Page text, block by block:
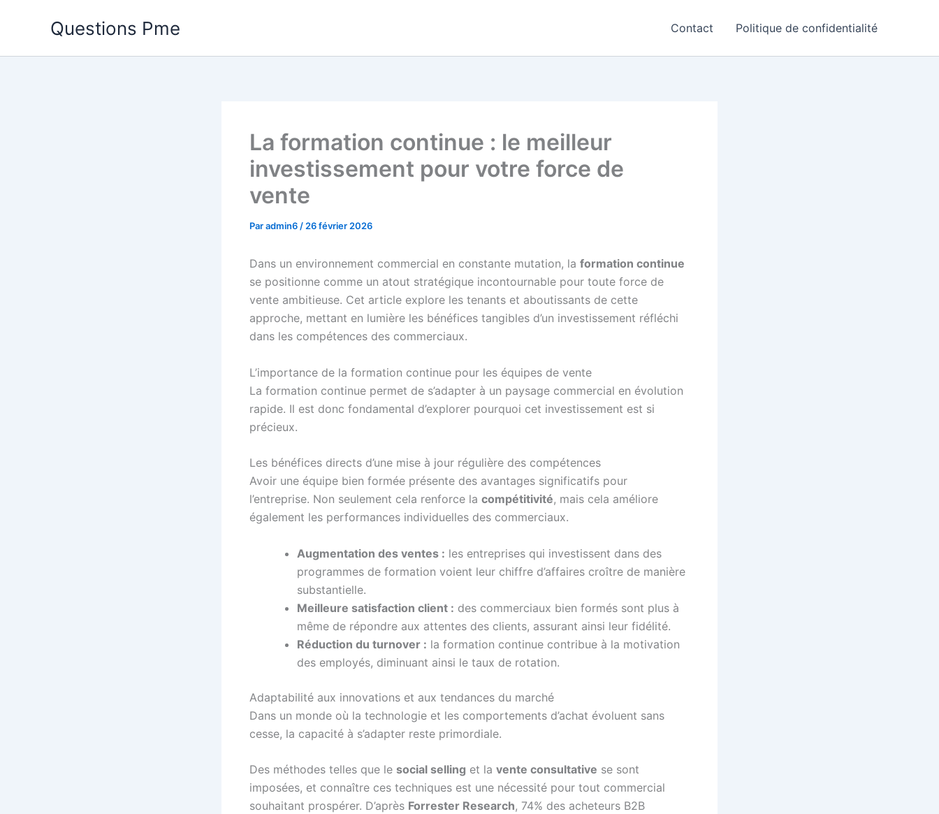
Questions Pme Contact Politique de confidentialité
La formation continue : le meilleur
investissement pour votre force de
vente
Paradmin6 / 26 février 2026
Dans un environnement commercial en constante mutation, la formation continue
se positionne comme un atout stratégique incontournable pour toute force de
vente ambitieuse. Cet article explore les tenants et aboutissants de cette
approche, mettant en lumière les bénéfices tangibles d’un investissement réfléchi
dans les compétences des commerciaux.
L’importance de la formation continue pour les équipes de vente
La formation continue permet de s’adapter à un paysage commercial en évolution
rapide. Il est donc fondamental d’explorer pourquoi cet investissement est si
précieux.
Les bénéfices directs d’une mise à jour régulière des compétences
Avoir une équipe bien formée présente des avantages significatifs pour
l’entreprise. Non seulement cela renforce la compétitivité, mais cela améliore
également les performances individuelles des commerciaux.
Augmentation des ventes : les entreprises qui investissent dans des
programmes de formation voient leur chiffre d’affaires croître de manière
substantielle.
Meilleure satisfaction client : des commerciaux bien formés sont plus à
même de répondre aux attentes des clients, assurant ainsi leur fidélité.
Réduction du turnover : la formation continue contribue à la motivation
des employés, diminuant ainsi le taux de rotation.
Adaptabilité aux innovations et aux tendances du marché
Dans un monde où la technologie et les comportements d’achat évoluent sans
cesse, la capacité à s’adapter reste primordiale.
Des méthodes telles que le social selling et la vente consultative se sont
imposées, et connaître ces techniques est une nécessité pour tout commercial
souhaitant prospérer. D’après Forrester Research, 74% des acheteurs B2B